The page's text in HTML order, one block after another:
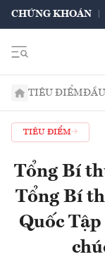
CHỨNG KHOÁN
TIÊU ĐIỂM
TIÊU ĐIỂM
Tổng Bí
Tổng Bí
Quốc